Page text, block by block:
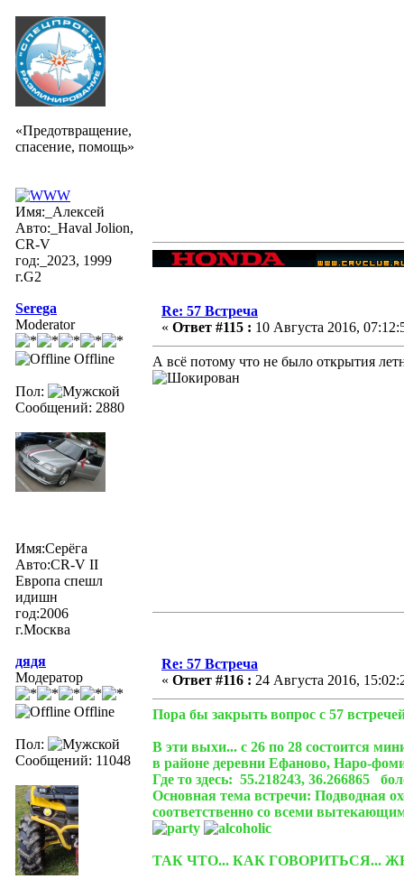
«Предотвращение,
спасение, помощь»
Имя:_Алексей
Авто:_Haval Jolion,
CR-V
год:_2023, 1999
г.G2
Serega
Moderator
Offline
Пол:
Сообщений: 2880
Имя:Серёга
Авто:CR-V II
Европа спешл
идишн
год:2006
г.Москва
Re: 57 Встреча
« Ответ #115 : 10 Августа 2016,
А всё потому что не было открытия
дядя
Модератор
Offline
Пол:
Сообщений: 11048
Re: 57 Встреча
« Ответ #116 : 24 Августа 2016,
Пора бы закрыть вопрос с 57
В эти выхи... с 26 по 28 состоится
в районе деревни Ефаново, Наро-
Где то здесь: 55.218243, 36.266865
Основная тема встречи: Подводная
соответственно со всеми
ТАК ЧТО... КАК